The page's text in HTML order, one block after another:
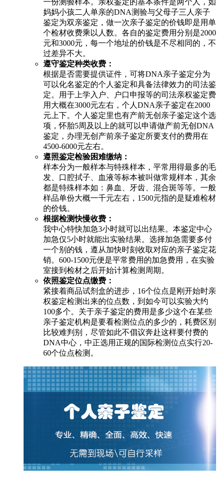
一份测验样本。亲权鉴定的基本条件是两个人，如
妈妈小孩二人单亲的DNA测验与父母子三人亲子
鉴定为双亲鉴定，做一次亲子鉴定的价钱即是用单
个检材收费乘以人数。各自的鉴定费用分别是2000
元和3000元，每一个地址的价钱是不尽相同的，不
过差异不大。
遵守鉴定种类收费：
根据是否需要提供证件，可将DNA亲子鉴定分为
可以化名鉴定的个人鉴定和具备法律效力的司法鉴
定。用于上学入户、户口申报等的司法亲权鉴定费
用大概在3000元左右，个人DNA亲子鉴定在2000
元上下。个人鉴定里也有产前无创亲子鉴定这个选
项，怀胎5周及以上的就可以申请做产前无创DNA
鉴定，办理无创产前亲子鉴定所要支付的费用在
4500-6000元左右。
遵照鉴定检验困难缴纳：
样本分为一般样本与特殊样本，平常用得最多的毛
发、口腔拭子、血液等标本被叫做常规样本，其余
都是特殊样本如：鼻血、牙齿、混合斑等等。一般
样品单份大概一千元左右，1500元指的是疑难检材
的价钱。
根据检测快慢收费：
我中心特快加急3小时就可以出结果。本鉴定中心
加急仅5小时就能出实验结果。选择加急需要多付
一个别的钱，遵从加快时刻收取对应的亲子鉴定花
销。600-1500元便是平常费用的加急费用，在实验
室接到检材之后开始计算检测周期。
依照鉴定位点缴费：
紧接着商品试剂盒的进步，16个位点是刚开始时亲
权鉴定检测出来的位点数，到如今可以实验大约
100多个。关于亲子鉴定的费用是多少这个在某些
亲子鉴定机构是要看检测位点的多少的，耗费区别
比较难判别，尽管如此不倡议奔赴这样要付费的
DNA中心，中正选用正规的国际检测位点实行20-
60个位点检测。